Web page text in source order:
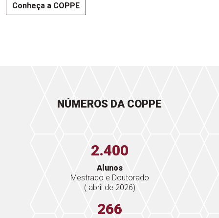
Conheça a COPPE
NÚMEROS DA COPPE
2.400
Alunos
Mestrado e Doutorado
( abril de 2026)
266